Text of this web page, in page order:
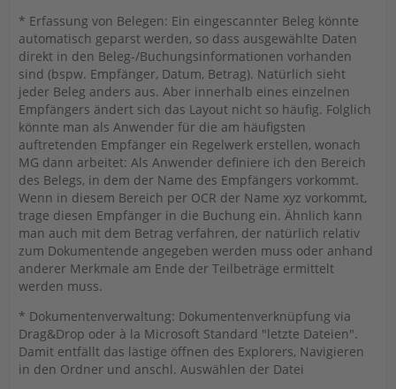
* Erfassung von Belegen: Ein eingescannter Beleg könnte
automatisch geparst werden, so dass ausgewählte Daten
direkt in den Beleg-/Buchungsinformationen vorhanden
sind (bspw. Empfänger, Datum, Betrag). Natürlich sieht
jeder Beleg anders aus. Aber innerhalb eines einzelnen
Empfängers ändert sich das Layout nicht so häufig. Folglich
könnte man als Anwender für die am häufigsten
auftretenden Empfänger ein Regelwerk erstellen, wonach
MG dann arbeitet: Als Anwender definiere ich den Bereich
des Belegs, in dem der Name des Empfängers vorkommt.
Wenn in diesem Bereich per OCR der Name xyz vorkommt,
trage diesen Empfänger in die Buchung ein. Ähnlich kann
man auch mit dem Betrag verfahren, der natürlich relativ
zum Dokumentende angegeben werden muss oder anhand
anderer Merkmale am Ende der Teilbeträge ermittelt
werden muss.
* Dokumentenverwaltung: Dokumentenverknüpfung via
Drag&Drop oder à la Microsoft Standard "letzte Dateien".
Damit entfällt das lästige öffnen des Explorers, Navigieren
in den Ordner und anschl. Auswählen der Datei